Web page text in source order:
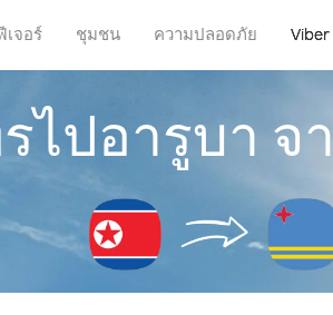
เจอร์ ชุมชน ความปลอดภัย
ไปอารูบา จ